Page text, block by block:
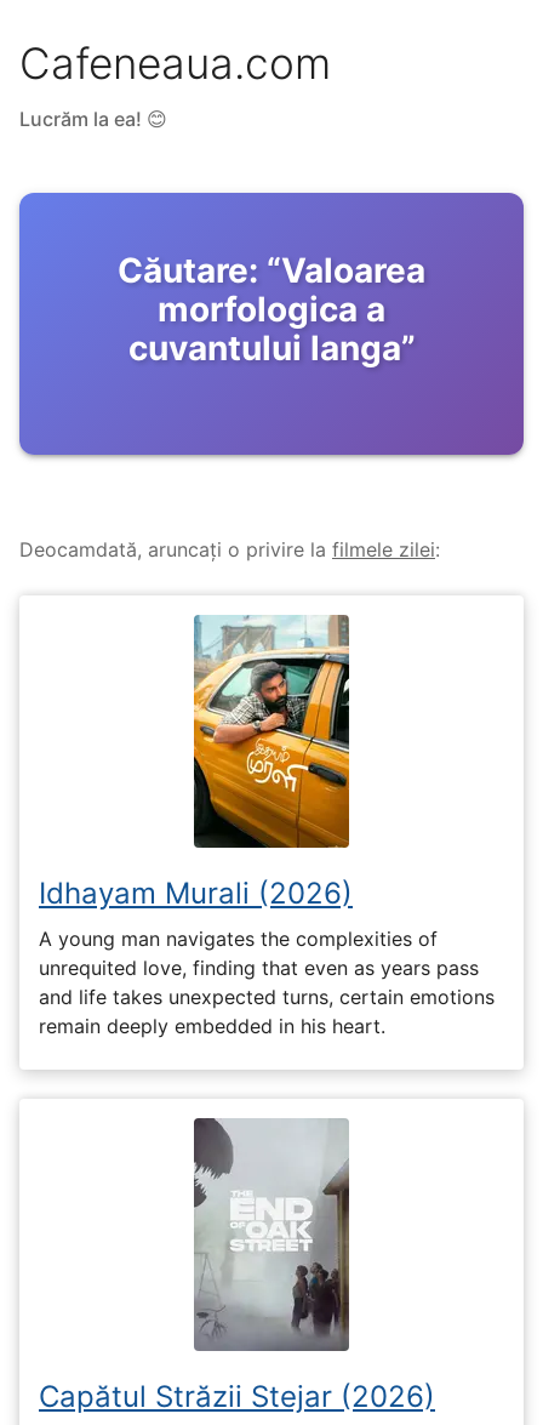
Cafeneaua.com
Lucrăm la ea! 😊
Căutare: “Valoarea
morfologica a
cuvantului langa”
Deocamdată, aruncați o privire la filmele zilei:
Idhayam Murali (2026)
A young man navigates the complexities of
unrequited love, finding that even as years pass
and life takes unexpected turns, certain emotions
remain deeply embedded in his heart.
Capătul Străzii Stejar (2026)